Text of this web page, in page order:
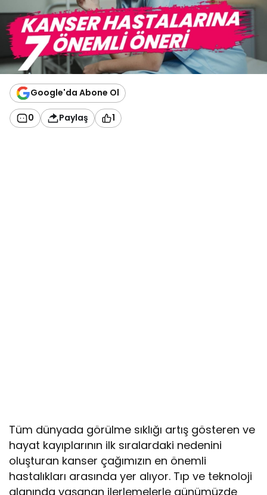
Google'da Abone Ol
0 Paylaş 1
Tüm dünyada görülme sıklığı artış gösteren ve
hayat kayıplarının ilk sıralardaki nedenini
oluşturan kanser çağımızın en önemli
hastalıkları arasında yer alıyor. Tıp ve teknoloji
alanında yaşanan ilerlemelerle günümüzde